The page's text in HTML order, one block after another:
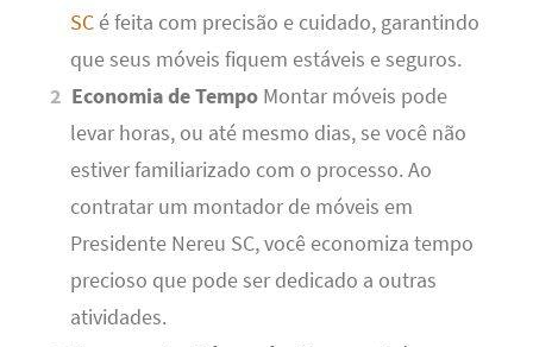
SCé feita com precisão e cuidado, garantindo
que seus móveis fiquem estáveis e seguros.
Economia de Tempo Montar móveis pode
levar horas, ou até mesmo dias, se você não
estiver familiarizado com o processo. Ao
contratar um montador de móveis em
Presidente Nereu SC, você economiza tempo
precioso que pode ser dedicado a outras
atividades.